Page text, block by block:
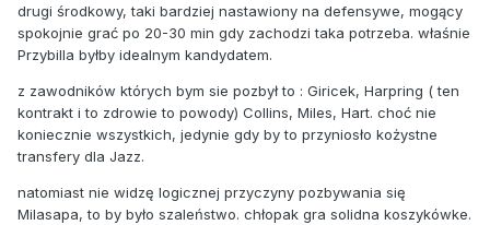
drugi środkowy, taki bardziej nastawiony na defensywe, mogący
spokojnie grać po 20-30 min gdy zachodzi taka potrzeba. właśnie
Przybilla byłby idealnym kandydatem.
z zawodników których bym sie pozbył to : Giricek, Harpring ( ten
kontrakt i to zdrowie to powody) Collins, Miles, Hart. choć nie
koniecznie wszystkich, jedynie gdy by to przyniosło kożystne
transfery dla Jazz.
natomiast nie widzę logicznej przyczyny pozbywania się
Milasapa, to by było szaleństwo. chłopak gra solidna koszykówke.